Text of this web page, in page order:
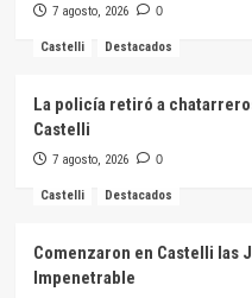
7 agosto, 2026 0
Castelli Destacados
La policía retiró a
Castelli
7 agosto, 2026 0
Castelli Destacados
Comenzaron en Castelli las
Impenetrable